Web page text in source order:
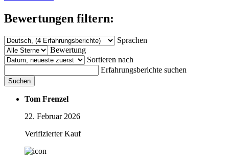
Bewertungen filtern:
Sprachen
Bewertung
Sortieren nach
Erfahrungsberichte suchen
Suchen
Tom Frenzel
22. Februar 2026
Verifizierter Kauf